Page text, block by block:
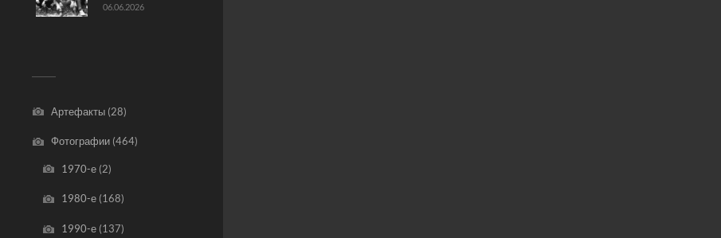
06.06.2026
Артефакты (28)
Фотографии (464)
1970-е(2)
1980-е(168)
1990-е(137)